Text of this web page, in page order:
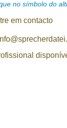
no símbolo do
em contacto